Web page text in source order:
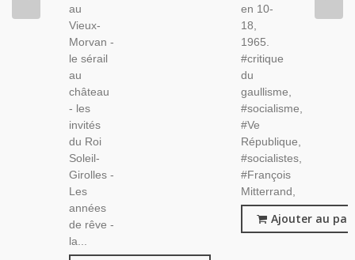
au
Vieux-
Morvan -
le sérail
au
château
- les
invités
du Roi
Soleil-
Girolles -
Les
années
de rêve -
la...
en 10-
18,
1965.
#critique
du
gaullisme,
#socialisme,
#Ve
République,
#socialistes,
#François
Mitterrand,
Ajouter au